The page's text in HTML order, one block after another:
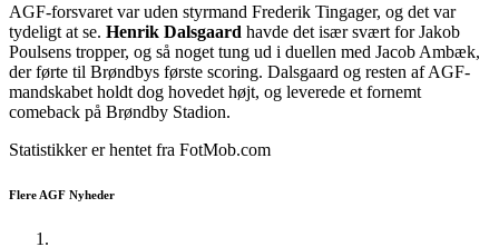
AGF-forsvaret var uden styrmand Frederik Tingager, og det var
tydeligt at se. Henrik Dalsgaard havde det især svært for Jakob
Poulsens tropper, og så noget tung ud i duellen med Jacob Ambæk,
der førte til Brøndbys første scoring. Dalsgaard og resten af AGF-
mandskabet holdt dog hovedet højt, og leverede et fornemt
comeback på Brøndby Stadion.
Statistikker er hentet fra FotMob.com
Flere AGF Nyheder